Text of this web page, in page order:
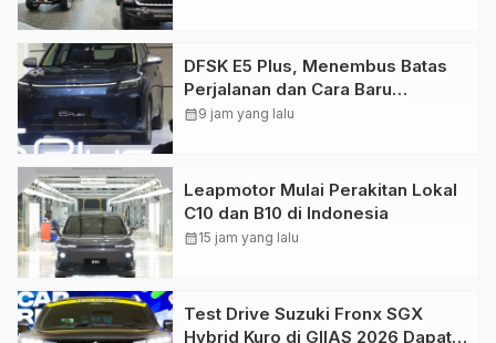
DFSK E5 Plus, Menembus Batas
Perjalanan dan Cara Baru
Menikmati Mobilitas Elektrifikasi
calendar_month9 jam yang lalu
Leapmotor Mulai Perakitan Lokal
C10 dan B10 di Indonesia
calendar_month15 jam yang lalu
Test Drive Suzuki Fronx SGX
Hybrid Kuro di GIIAS 2026 Dapat